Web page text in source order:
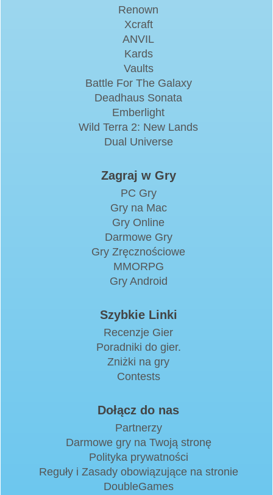
Renown
Xcraft
ANVIL
Kards
Vaults
Battle For The Galaxy
Deadhaus Sonata
Emberlight
Wild Terra 2: New Lands
Dual Universe
Zagraj w Gry
PC Gry
Gry na Mac
Gry Online
Darmowe Gry
Gry Zręcznościowe
MMORPG
Gry Android
Szybkie Linki
Recenzje Gier
Poradniki do gier.
Zniżki na gry
Contests
Dołącz do nas
Partnerzy
Darmowe gry na Twoją stronę
Polityka prywatności
Reguły i Zasady obowiązujące na stronie
DoubleGames